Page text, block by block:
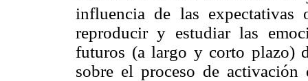
influencia de las expectativas
reproducir y estudiar las
futuros (a largo y corto plazo)
sobre el proceso de activación